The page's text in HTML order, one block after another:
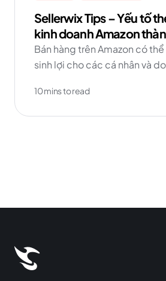
Sellerwix Tips – Yếu tố
kinh doanh Amazon
Bán hàng trên Amazon có
sinh lợi cho các cá nhân và
doanh số bán hàng.
10 mins to read